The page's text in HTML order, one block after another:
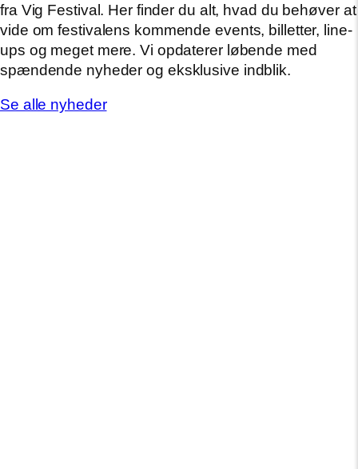
fra Vig Festival. Her finder du alt, hvad du behøver at
vide om festivalens kommende events, billetter, line-
ups og meget mere. Vi opdaterer løbende med
spændende nyheder og eksklusive indblik.
Se alle nyheder